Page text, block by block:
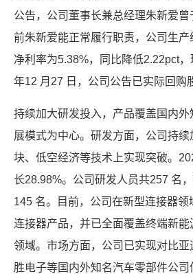
公告，公司董事长兼总经理朱新爱
前朱新爱能正常履行职责，公司生
净利率为5.38%，同比降低2.22pct
年12 月27 日，公司公告已实际回购
持续加大研发投入，产品覆盖国内
展模式为中心。研发方面，公司持
块、低空经济等技术上实现突破。
长28.98%。公司研发人员共257 名
145 名。目前，公司在新型连接器
连接器产品，并已全面覆盖终端新
领域。市场方面，公司已实现对比
胜电子等国内外知名汽车零部件公